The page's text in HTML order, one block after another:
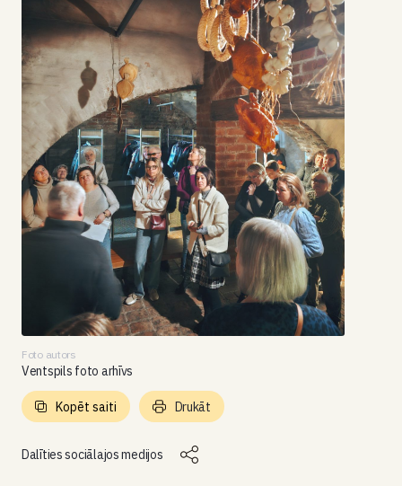
Foto autors
Ventspils foto arhīvs
Dalīties sociālajos medijos
Kopēt saiti Drukāt